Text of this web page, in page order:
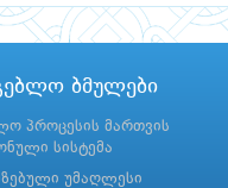
ბმულები
პროცესის მართვის
სისტემა
უმაღლესი